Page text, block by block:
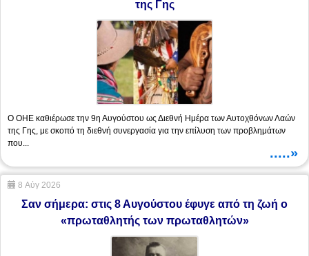
της Γης
Ο ΟΗΕ καθιέρωσε την 9η Αυγούστου ως Διεθνή Ημέρα των Αυτοχθόνων Λαών
της Γης, με σκοπό τη διεθνή συνεργασία για την επίλυση των προβλημάτων
που...
.....»
8 Αύγ 2026
Σαν σήμερα: στις 8 Αυγούστου έφυγε από τη ζωή ο
«πρωταθλητής των πρωταθλητών»